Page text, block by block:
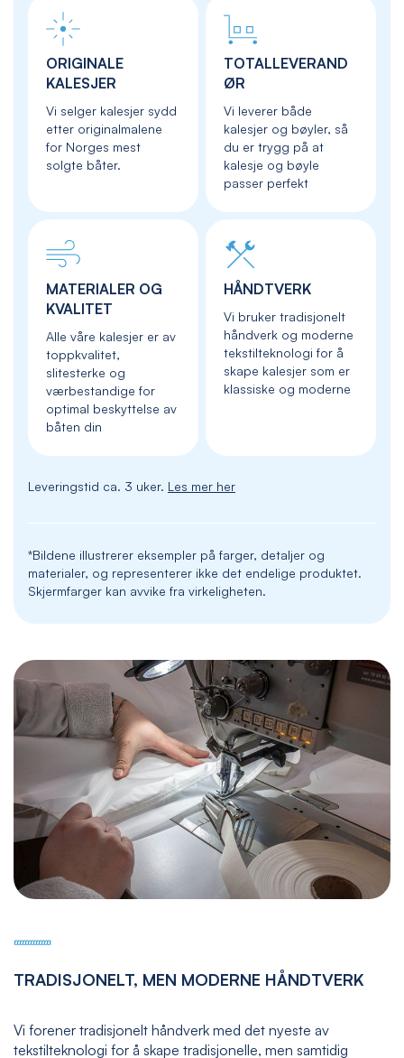
ORIGINALE
KALESJER
Vi selger kalesjer sydd
etter originalmalene
for Norges mest
solgte båter.
TOTALLEVERAND
ØR
Vi leverer både
kalesjer og bøyler, så
du er trygg på at
kalesje og bøyle
passer perfekt
MATERIALER OG
KVALITET
Alle våre kalesjer er av
toppkvalitet,
slitesterke og
værbestandige for
optimal beskyttelse av
båten din
HÅNDTVERK
Vi bruker tradisjonelt
håndverk og moderne
tekstilteknologi for å
skape kalesjer som er
klassiske og moderne
Leveringstid ca. 3 uker. Les mer her
*Bildene illustrerer eksempler på farger, detaljer og
materialer, og representerer ikke det endelige produktet.
Skjermfarger kan avvike fra virkeligheten.
TRADISJONELT, MEN MODERNE HÅNDTVERK
Vi forener tradisjonelt håndverk med det nyeste av
tekstilteknologi for å skape tradisjonelle, men samtidig